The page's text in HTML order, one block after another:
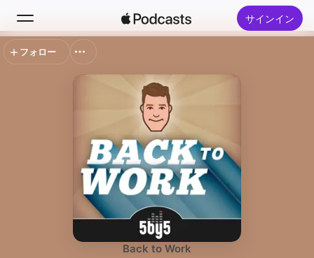
サインイン
トップランキング
Back to Work
フォロー